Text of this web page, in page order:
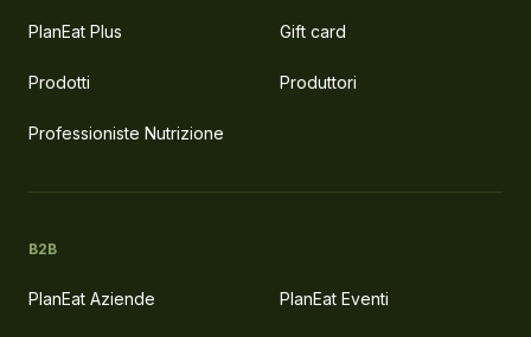
PlanEat Plus Gift card
Prodotti Produttori
Professioniste Nutrizione
B2B
PlanEat Aziende PlanEat Eventi